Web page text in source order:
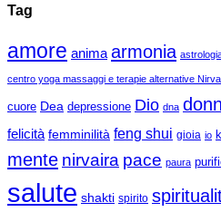
Tag
amore anima armonia
centro yoga massaggi e terapie alternative
cuore Dea depressione Dio dna
felicità femminilità feng shui gioia io
mente nirvaira pace paura
salute shakti spirito